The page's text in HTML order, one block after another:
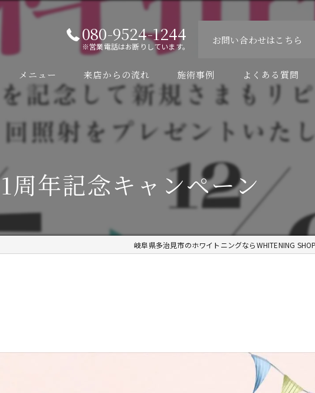
080-9524-1244
※営業電話はお断りしています。
お問い合わせはこちら
メニュー 来店からの流れ 施術事例 よくある質問
1周年記念キャンペーン
岐阜県多治見市のホワイトニングならWHITENING